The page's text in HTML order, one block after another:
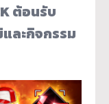
ต้อนรับ
ละกิจกรรม